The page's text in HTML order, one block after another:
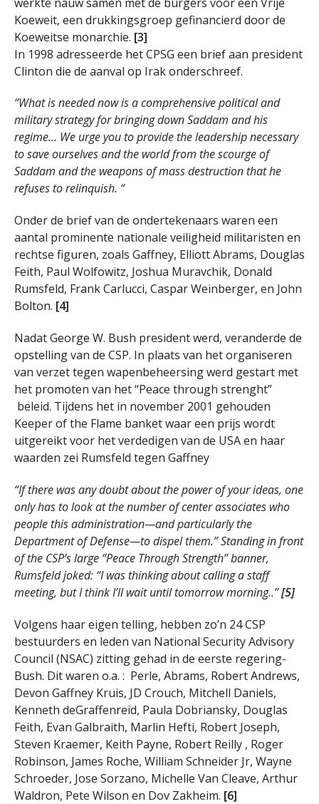
Koeweit, een drukkingsgroep gefinancierd door de
Koeweitse monarchie. [3]
In 1998 adresseerde het CPSG een brief aan president
Clinton die de aanval op Irak onderschreef.
“What is needed now is a comprehensive political and
military strategy for bringing down Saddam and his
regime… We urge you to provide the leadership necessary
to save ourselves and the world from the scourge of
Saddam and the weapons of mass destruction that he
refuses to relinquish. “
Onder de brief van de ondertekenaars waren een
aantal prominente nationale veiligheid militaristen en
rechtse figuren, zoals Gaffney, Elliott Abrams, Douglas
Feith, Paul Wolfowitz, Joshua Muravchik, Donald
Rumsfeld, Frank Carlucci, Caspar Weinberger, en John
Bolton. [4]
Nadat George W. Bush president werd, veranderde de
opstelling van de CSP. In plaats van het organiseren
van verzet tegen wapenbeheersing werd gestart met
het promoten van het “Peace through strenght”
beleid. Tijdens het in november 2001 gehouden
Keeper of the Flame banket waar een prijs wordt
uitgereikt voor het verdedigen van de USA en haar
waarden zei Rumsfeld tegen Gaffney
“If there was any doubt about the power of your ideas, one
only has to look at the number of center associates who
people this administration—and particularly the
Department of Defense—to dispel them.” Standing in front
of the CSP’s large “Peace Through Strength” banner,
Rumsfeld joked: “I was thinking about calling a staff
meeting, but I think I’ll wait until tomorrow morning..”[5]
Volgens haar eigen telling, hebben zo’n 24 CSP
bestuurders en leden van National Security Advisory
Council (NSAC) zitting gehad in de eerste regering-
Bush. Dit waren o.a. : Perle, Abrams, Robert Andrews,
Devon Gaffney Kruis, JD Crouch, Mitchell Daniels,
Kenneth deGraffenreid, Paula Dobriansky, Douglas
Feith, Evan Galbraith, Marlin Hefti, Robert Joseph,
Steven Kraemer, Keith Payne, Robert Reilly , Roger
Robinson, James Roche, William Schneider Jr, Wayne
Schroeder, Jose Sorzano, Michelle Van Cleave, Arthur
Waldron, Pete Wilson en Dov Zakheim. [6]